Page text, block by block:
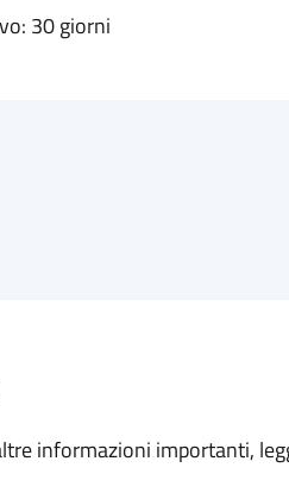
30 giorni
informazioni importanti,